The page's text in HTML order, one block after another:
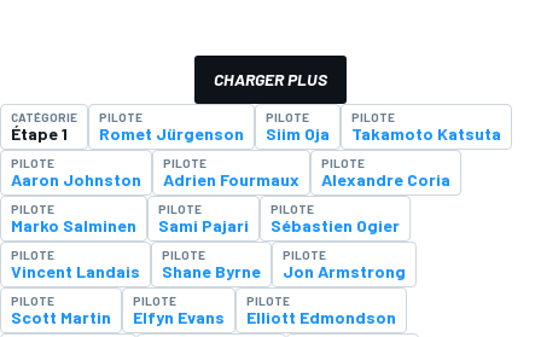
CHARGER PLUS
CATÉGORIE
Étape 1
PILOTE
Romet Jürgenson
PILOTE
Siim Oja
PILOTE
Takamoto Katsuta
PILOTE
Aaron Johnston
PILOTE
Adrien Fourmaux
PILOTE
Alexandre Coria
PILOTE
Marko Salminen
PILOTE
Sami Pajari
PILOTE
Sébastien Ogier
PILOTE
Vincent Landais
PILOTE
Shane Byrne
PILOTE
Jon Armstrong
PILOTE
Scott Martin
PILOTE
Elfyn Evans
PILOTE
Elliott Edmondson